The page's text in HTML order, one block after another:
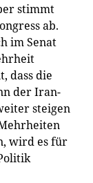
stimmt
ab.
im Senat
dass die
der Iran-
steigen
wird es für